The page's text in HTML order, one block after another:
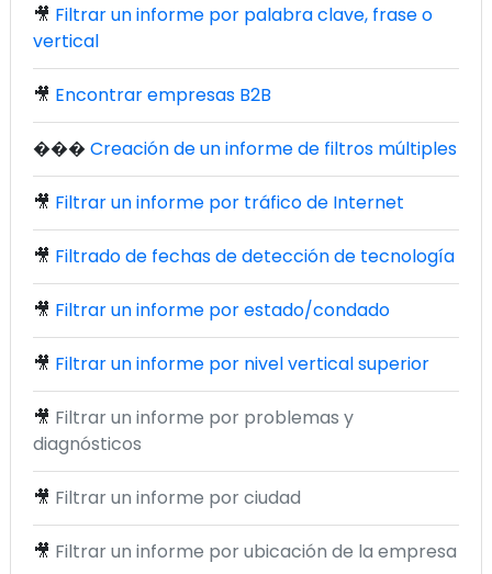
🎥 Filtrar un informe por palabra clave, frase o
vertical
🎥 Encontrar empresas B2B
��� Creación de un informe de filtros múltiples
🎥 Filtrar un informe por tráfico de Internet
🎥 Filtrado de fechas de detección de tecnología
🎥 Filtrar un informe por estado/condado
🎥 Filtrar un informe por nivel vertical superior
🎥 Filtrar un informe por problemas y
diagnósticos
🎥 Filtrar un informe por ciudad
🎥 Filtrar un informe por ubicación de la empresa